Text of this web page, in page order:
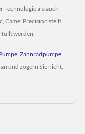
als auch
Camel Precision stellt
werden.
Zahnradpumpe
an und zögern Sie nicht,